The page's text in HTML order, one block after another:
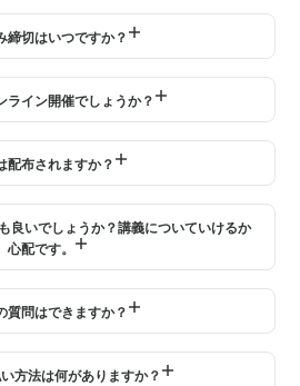
締切はいつですか？
ります。
ライン開催でしょうか？
オンライン受講を選択いただくこ
配布されますか？
予定しています。
良いでしょうか？講義についていけるか
心配です。
ちしております。講義のレベル
象としたものではなく、これから
っているがしっかりと体系的に学び
れております。
質問はできますか？
時間を設けております。
方法は何がありますか？